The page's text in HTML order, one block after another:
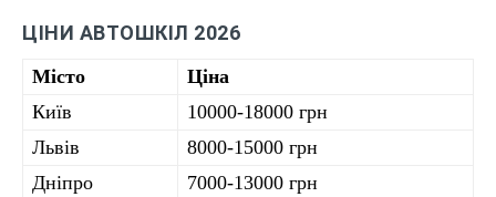
ЦІНИ АВТОШКІЛ 2026
Місто
Ціна
Київ
10000-18000 грн
Львів
8000-15000 грн
Дніпро
7000-13000 грн